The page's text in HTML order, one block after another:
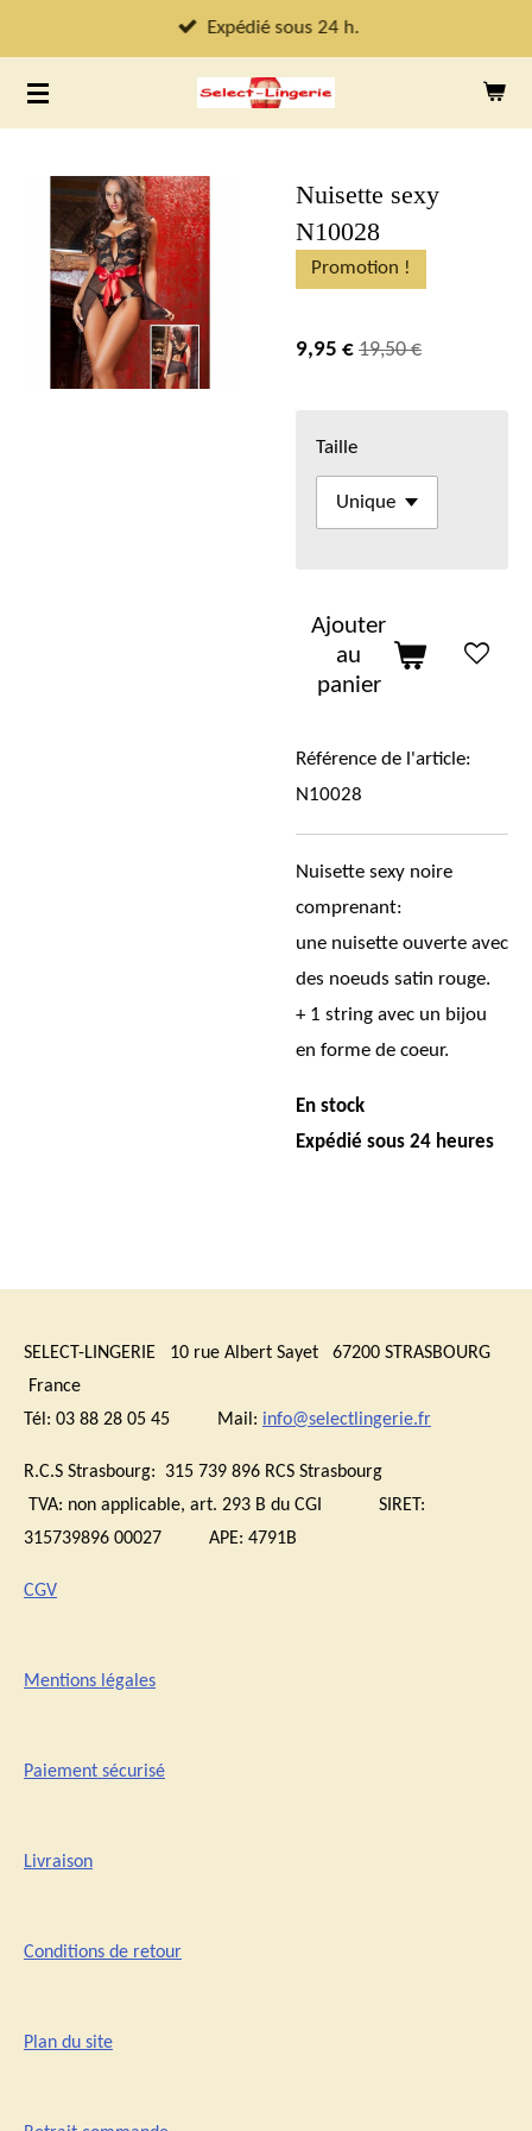
au
contenu
principal
Expédié sous 24 h.
Nuisette sexy
N10028
Promotion !
9,95 € 19,50 €
Taille
Ajouter
au
panier
Référence de l'article:
N10028
Nuisette sexy noire
comprenant:
une nuisette ouverte avec
des noeuds satin rouge.
+ 1 string avec un bijou
en forme de coeur.
En stock
Expédié sous 24 heures
SELECT-LINGERIE 10 rue Albert Sayet 67200 STRASBOURG
France
Tél: 03 88 28 05 45 Mail: info@selectlingerie.fr
R.C.S Strasbourg: 315 739 896 RCS Strasbourg
TVA: non applicable, art. 293 B du CGI
SIRET:
315739896 00027 APE: 4791B
CGV
Mentions légales
Paiement sécurisé
Livraison
Conditions de retour
Plan du site